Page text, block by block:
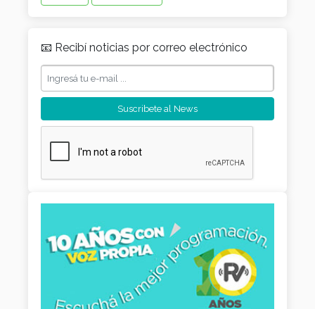
📧 Recibí noticias por correo electrónico